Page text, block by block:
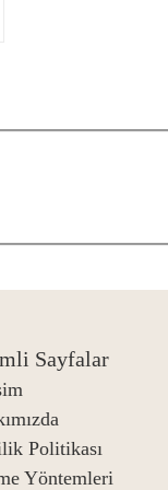
Sayfalar
Politikası
Yöntemleri